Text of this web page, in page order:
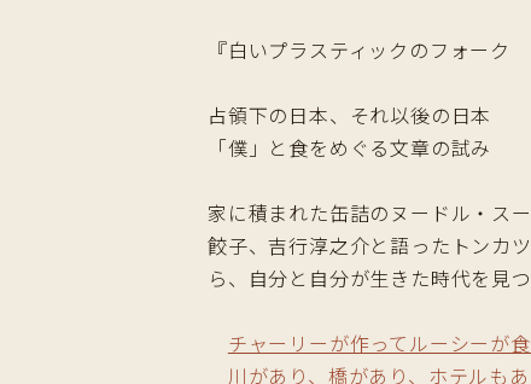
『白いプラスティックのフォー
占領下の日本、それ以後の日本
「僕」と食をめぐる文章の試み
家に積まれた缶詰のヌードル・ス
餃子、吉行淳之介と語ったトンカ
ら、自分と自分が生きた時代を見
チャーリーが作ってルーシーが
川があり、橋があり、ホテルも